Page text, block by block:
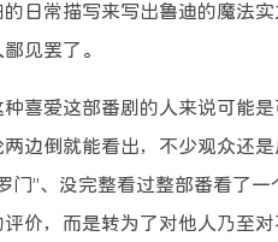
联系
我邮
]
域名
迁移
述:
确实，应该比我这个
稳定一些，之后有需
api吧[图片]
4-19-2026
日常描写来写出鲁迪的魔法
见罢了。
喜爱这部番剧的人来说可能
边倒就能看出，不少观众还
门”、没完整看过整部番看了
价，而是转为了对他人乃至